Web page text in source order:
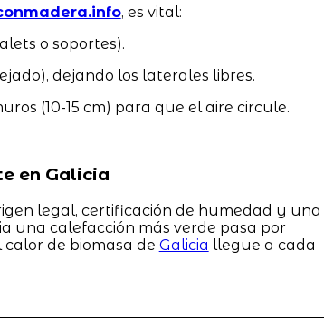
, es vital:
o soportes).
dejando los laterales libres.
(10-15 cm) para que el aire circule.
en Galicia
legal, certificación de humedad y una
una calefacción más verde pasa por
de biomasa de Galicia llegue a cada